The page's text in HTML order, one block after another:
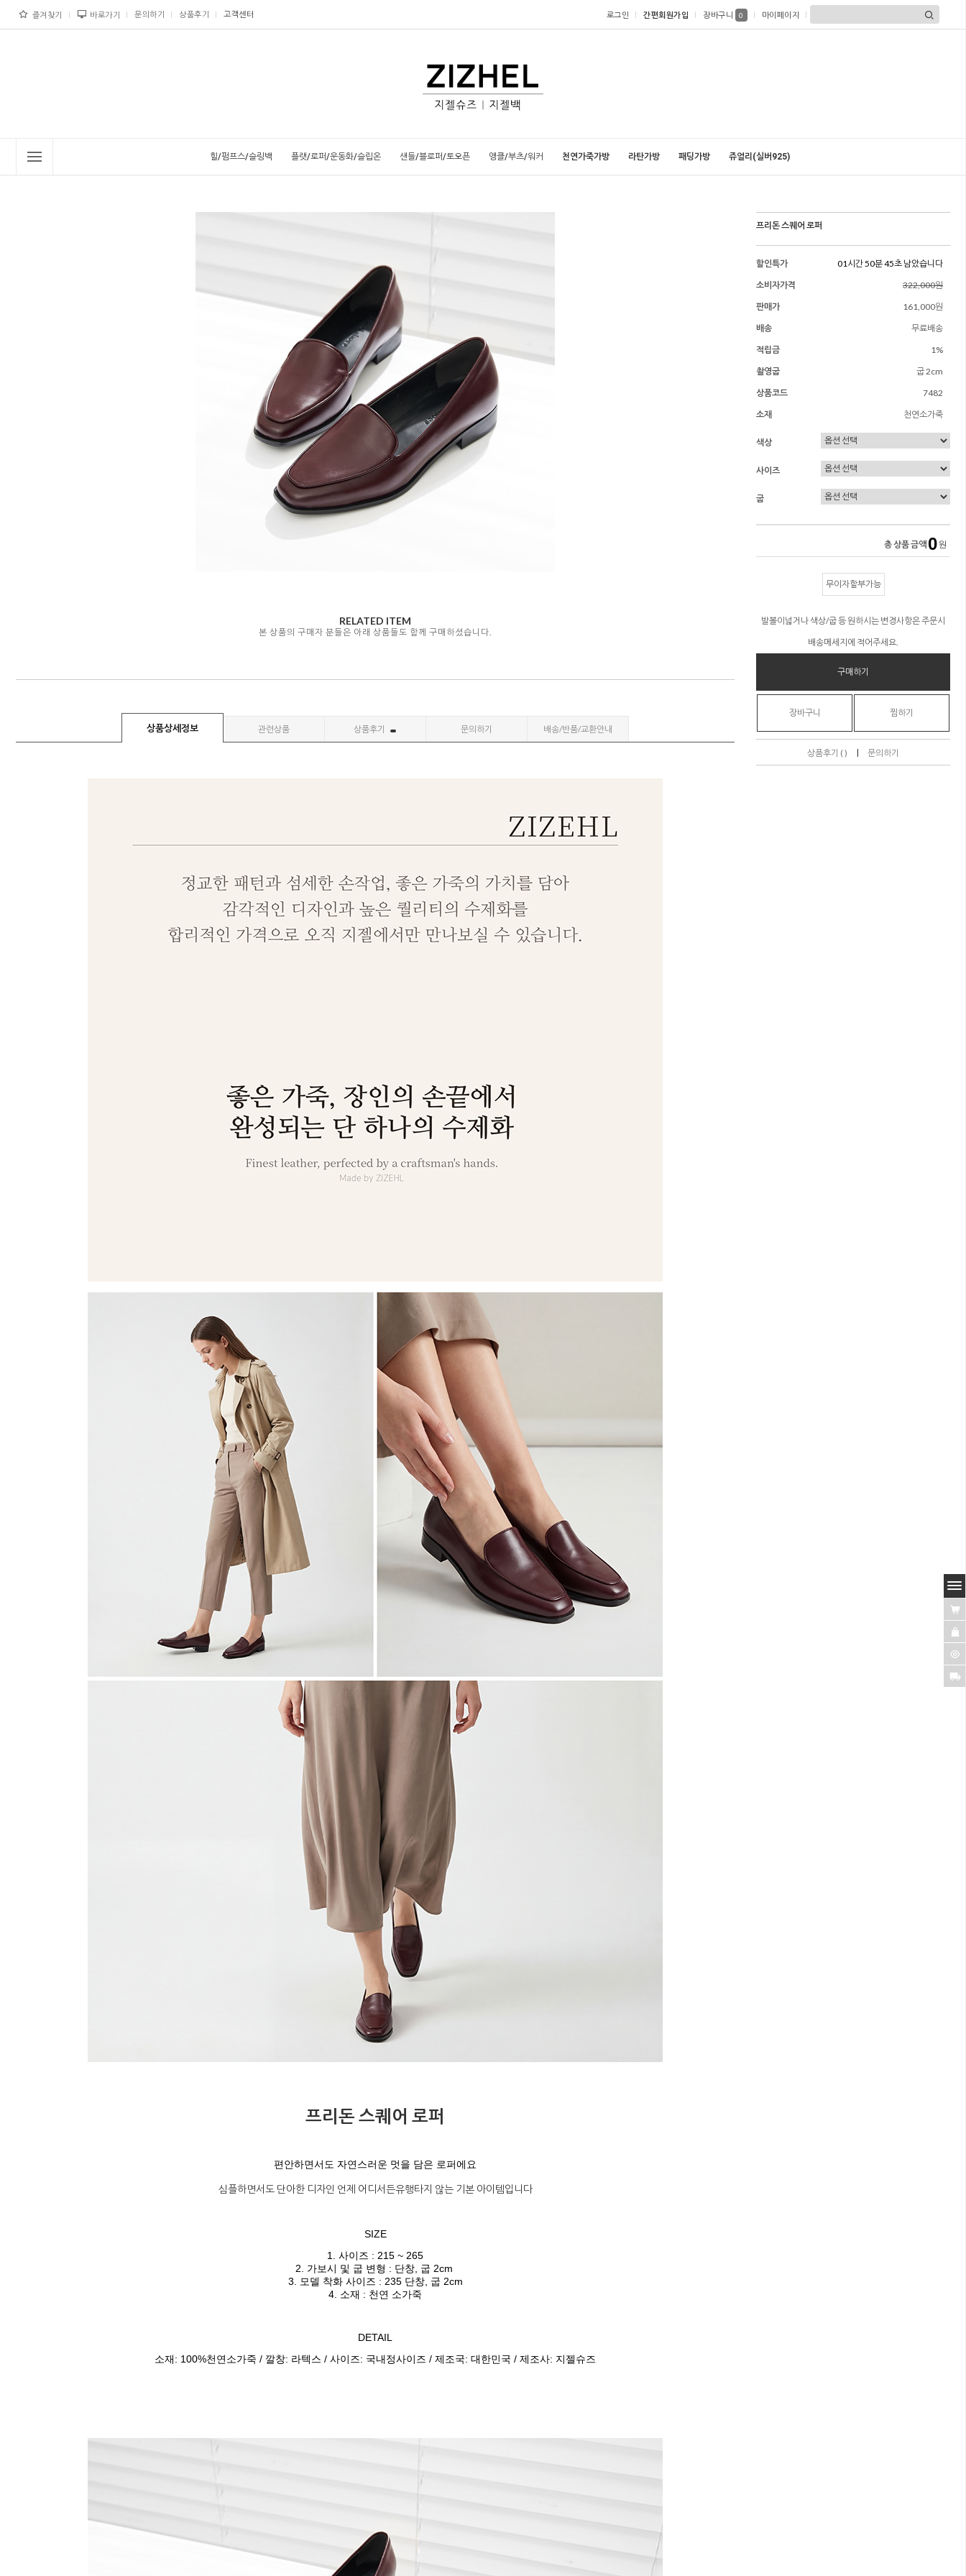
즐겨찾기 바로가기 문의하기 상품후기 고객센터 로그인 간편회원가입 장바구니 0 마이페이지
힐/펌프스/슬링백 플랫/로퍼/운동화/슬립온 샌들/블로퍼/토오픈 앵클/부츠/워커 천연가죽가방 라탄가방 패딩가방 쥬얼리(실버925)
RELATED ITEM
본 상품의 구매자 분들은 아래 상품들도 함께 구매하셨습니다.
상품상세정보 관련상품 상품후기 문의하기 배송/반품/교환안내
프리돈 스퀘어 로퍼
편안하면서도 자연스러운 멋을 담은 로퍼에요
심플하면서도 단아한 디자인 언제 어디서든유행타지 않는 기본 아이템입니다
SIZE
1. 사이즈 : 215 ~ 265
2. 가보시 및 굽 변형 : 단창, 굽 2cm
3. 모델 착화 사이즈 : 235 단창, 굽 2cm
4. 소재 : 천연 소가죽
DETAIL
소재: 100%천연소가죽 / 깔창: 라텍스 / 사이즈: 국내정사이즈 / 제조국: 대한민국 / 제조사: 지젤슈즈
프리돈 스퀘어 로퍼
할인특가
01시간 50분 43초 남았습니다
소비자가격
322,000원
판매가
161,000원
배송
무료배송
적립금
1%
촬영굽
굽 2cm
상품코드
7482
소재
천연소가죽
색상
사이즈
굽
총 상품 금액 0 원
무이자할부가능
발볼이넓거나 색상/굽 등 원하시는 변경사항은 주문시
배송메세지에 적어주세요.
구매하기
장바구니 찜하기
상품후기 ( ) | 문의하기